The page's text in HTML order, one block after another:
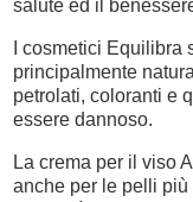
salute ed il
I cosmetici
principalmente
petrolati, coloranti e
essere dannoso.
La crema per il viso
anche per le pelli